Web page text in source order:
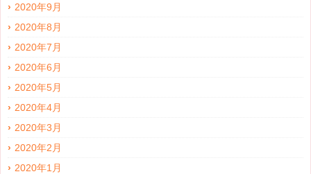
2020年9月
2020年8月
2020年7月
2020年6月
2020年5月
2020年4月
2020年3月
2020年2月
2020年1月